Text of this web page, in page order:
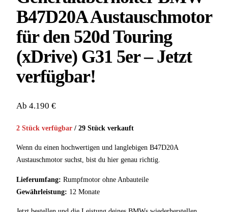
B47D20A Austauschmotor
für den 520d Touring
(xDrive) G31 5er – Jetzt
verfügbar!
Ab 4.190 €
2 Stück verfügbar / 29 Stück verkauft
Wenn du einen hochwertigen und langlebigen B47D20A
Austauschmotor suchst, bist du hier genau richtig.
Lieferumfang: Rumpfmotor ohne Anbauteile
Gewährleistung: 12 Monate